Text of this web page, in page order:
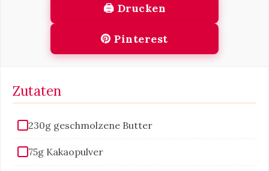
🖨 Drucken
Pinterest
Zutaten
230g geschmolzene Butter
75g Kakaopulver